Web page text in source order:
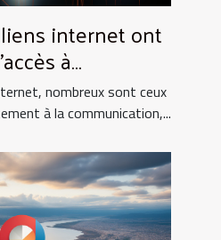
internet ont
à
nombreux sont ceux
à la communication,...